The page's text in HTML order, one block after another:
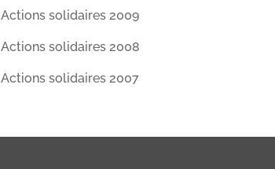
Actions solidaires 2009
Actions solidaires 2008
Actions solidaires 2007